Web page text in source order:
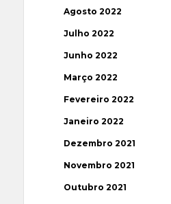
Agosto 2022
Julho 2022
Junho 2022
Março 2022
Fevereiro 2022
Janeiro 2022
Dezembro 2021
Novembro 2021
Outubro 2021